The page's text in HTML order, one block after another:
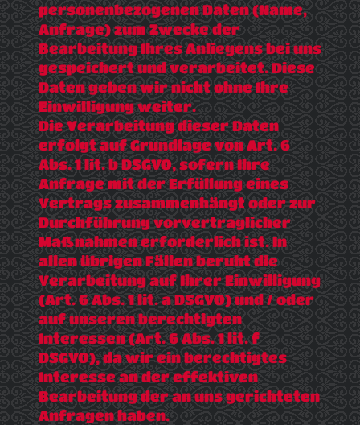
personenbezogenen Daten (Name,
Anfrage) zum Zwecke der
Bearbeitung Ihres Anliegens bei uns
gespeichert und verarbeitet. Diese
Daten geben wir nicht ohne Ihre
Einwilligung weiter.
Die Verarbeitung dieser Daten
erfolgt auf Grundlage von Art. 6
Abs. 1 lit. b DSGVO, sofern Ihre
Anfrage mit der Erfüllung eines
Vertrags zusammenhängt oder zur
Durchführung vorvertraglicher
Maßnahmen erforderlich ist. In
allen übrigen Fällen beruht die
Verarbeitung auf Ihrer Einwilligung
(Art. 6 Abs. 1 lit. a DSGVO) und / oder
auf unseren berechtigten
Interessen (Art. 6 Abs. 1 lit. f
DSGVO), da wir ein berechtigtes
Interesse an der effektiven
Bearbeitung der an uns gerichteten
Anfragen haben.